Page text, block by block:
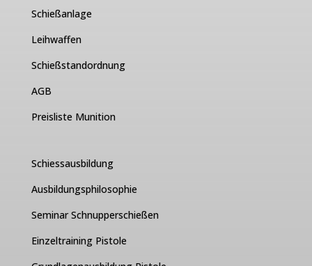
Schießanlage
Leihwaffen
Schießstandordnung
AGB
Preisliste Munition
Schiessausbildung
Ausbildungsphilosophie
Seminar Schnupperschießen
Einzeltraining Pistole